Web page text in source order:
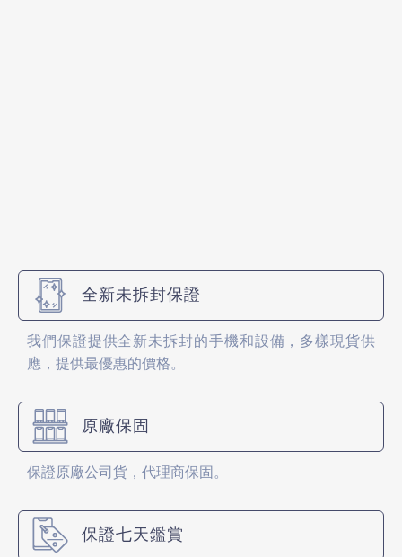
全新未拆封保證
我們保證提供全新未拆封的手機和設備，多樣現貨供
應，提供最優惠的價格。
原廠保固
保證原廠公司貨，代理商保固。
保證七天鑑賞